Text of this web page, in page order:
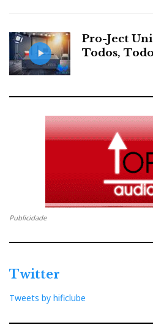
Pro-Ject
Todos,
Publicidade
Twitter
Tweets by hificlube